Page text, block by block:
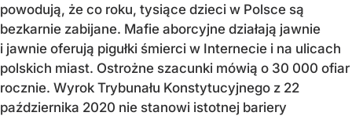
powodują, że co roku, tysiące dzieci w Polsce są
bezkarnie zabijane. Mafie aborcyjne działają jawnie
i jawnie oferują pigułki śmierci w Internecie i na ulicach
polskich miast. Ostrożne szacunki mówią o 30 000 ofiar
rocznie. Wyrok Trybunału Konstytucyjnego z 22
października 2020 nie stanowi istotnej bariery